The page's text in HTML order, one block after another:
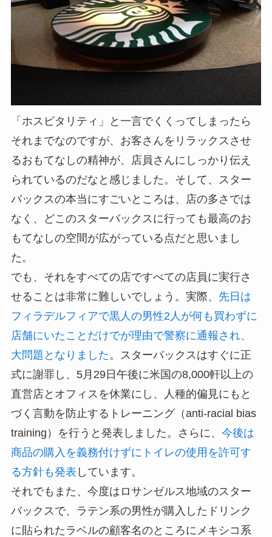
「ホスピタリティ」と一言でくくってしまったら
それまでなのですが、お客さんをリラックスさせ
るおもてなしの精神が、店員さんにしっかり伝え
られているのだなと感じました。そして、スター
バックスの本当にすごいところは、店の多さでは
なく、どこのスターバックスに行っても最高のお
もてなしの空間が広がっている点だと思いまし
た。
でも、それをすべての店ですべての店員に実行さ
せることは非常に難しいでしょう。実際、 先日は
フィラデルフィアで黒人の男性2人が何も買わずに
店舗にいたことだけでが理由で警察に通報され、
大問題となりました 。スターバックスはすぐに正
式に謝罪し、5月29日午後に米国の8,000軒以上の
直営店とオフィスを休業にし、人種的偏見にもと
づく言動を防止するトレーニング（anti-racial bias
training）を行うと発表しました。さらに、 今後は
商品の購入を義務付けずにトイレの使用を許可す
る方針も発表 しています。
それでもまた、今度はロサンゼルス地域のスター
バックスで、ラテン系の男性が購入したドリンク
に貼られたラベルの顧客名のところにメキシコ系